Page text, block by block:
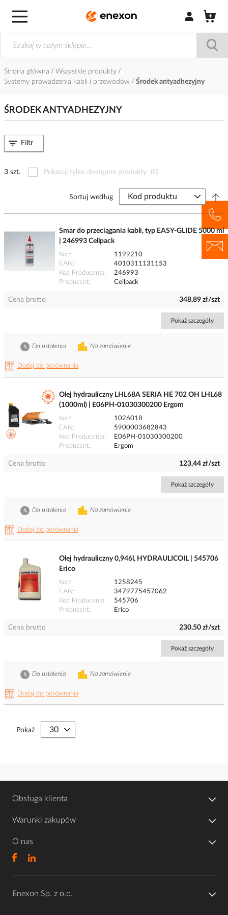
Zaloguj się /
Strona główna
Wszystkie produkty
Systemy prowadzenia kabli i przewodów
Środek antyadhezyjny
ŚRODEK ANTYADHEZYJNY
3 szt. Pokazuj tylko dostępne produkty (0)
Sortuj według
Smar do przeciągania kabli, typ EASY-GLIDE 5000 ml
| 246993 Cellpack
Kod
1199210
EAN
4010311131153
Kod Producenta
246993
Producent
Cellpack
Cena brutto 348,89 zł/szt
Pokaż szczegóły
Dodaj do porównania
Na zamówienie
Do ustalenia
Olej hydrauliczny LHL68A SERIA HE 702 OH LHL68
(1000ml) | E06PH-01030300200 Ergom
Kod
1026018
EAN
5900003682843
Kod Producenta
E06PH-01030300200
Producent
Ergom
Cena brutto 123,44 zł/szt
Pokaż szczegóły
Dodaj do porównania
Na zamówienie
Do ustalenia
Olej hydrauliczny 0,946l, HYDRAULICOIL | 545706
Erico
Kod
1258245
EAN
3479775457062
Kod Producenta
545706
Producent
Erico
Cena brutto 230,50 zł/szt
Pokaż szczegóły
Dodaj do porównania
Na zamówienie
Do ustalenia
Pokaż
Filtr
Obsługa klienta
Warunki zakupów
O nas
Enexon Sp. z o.o.